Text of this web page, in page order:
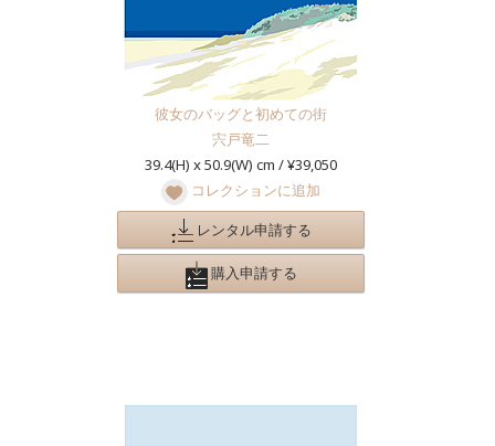
彼女のバッグと初めての街
宍戸竜二
39.4(H) x 50.9(W) cm / ¥39,050
コレクションに追加
レンタル申請する
購入申請する